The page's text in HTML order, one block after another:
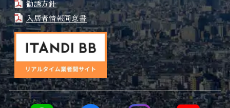
勧誘方針
入居者情報同意書